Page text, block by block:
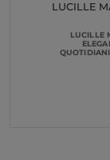
LUCILLE
LUCILLE